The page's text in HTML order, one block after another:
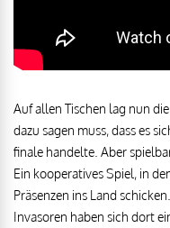
Auf allen Tischen lag nun
dazu sagen muss, dass es
finale handelte. Aber
Ein kooperatives Spiel, in
Präsenzen ins Land
Invasoren haben sich dort